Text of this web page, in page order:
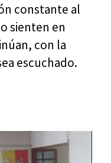
constante al
sienten en
con la
escuchado.